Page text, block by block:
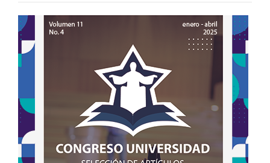
Barra
lateral
del